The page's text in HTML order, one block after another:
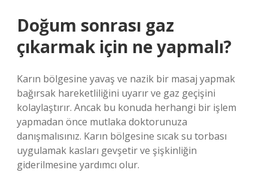
Doğum sonrası gaz
çıkarmak için ne yapmalı?
Karın bölgesine yavaş ve nazik bir masaj yapmak
bağırsak hareketliliğini uyarır ve gaz geçişini
kolaylaştırır. Ancak bu konuda herhangi bir işlem
yapmadan önce mutlaka doktorunuza
danışmalısınız. Karın bölgesine sıcak su torbası
uygulamak kasları gevşetir ve şişkinliğin
giderilmesine yardımcı olur.